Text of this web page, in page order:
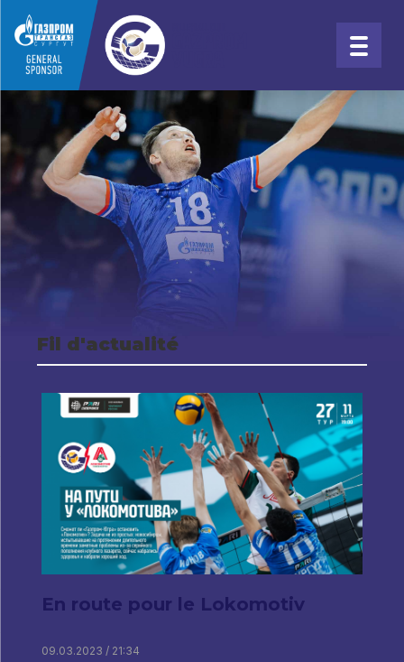
Fil d'actualité
En route pour le Lokomotiv
09.03.2023 / 21:34